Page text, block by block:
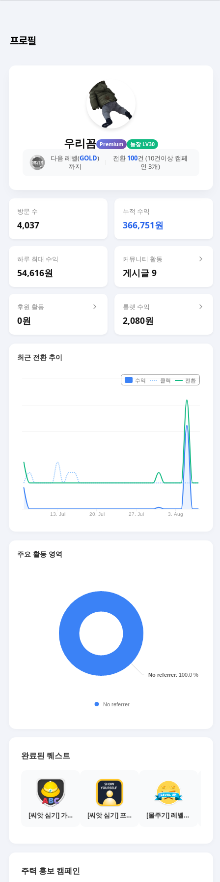
프로필
우리꼼 Premium 농장 LV30
다음 레벨(GOLD)
까지
전환 100건 (10건이상 캠페
인 3개)
방문 수
4,037
누적 수익
366,751원
하루 최대 수익
54,616원
커뮤니티 활동
게시글 9
후원 활동
0원
룰렛 수익
2,080원
최근 전환 추이
주요 활동 영역
완료된 퀘스트
[씨앗 심기] 가이드보기 - 매체별 활동 가이드 [씨앗 심기] 프로필 사진 등록하기 [물주기] 레벨업하기 - 실버
주력 홍보 캠페인